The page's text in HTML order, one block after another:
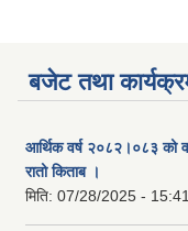
बजेट तथा
आर्थिक वर्ष २०८२।०८३ को
रातो किताब ।
मिति: 07/28/2025 - 15:41